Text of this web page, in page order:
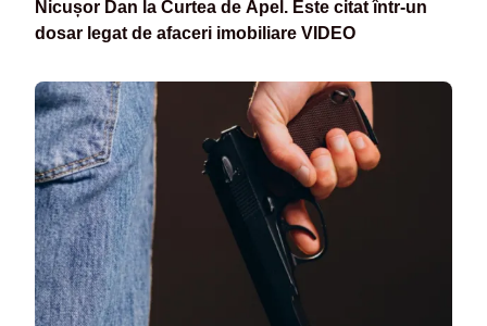
Nicușor Dan la Curtea de Apel. Este citat într-un
dosar legat de afaceri imobiliare VIDEO